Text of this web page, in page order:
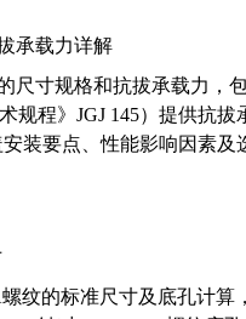
承载力详解
尺寸规格和抗拔承载力，
规程》JGJ 145）提供抗
装要点、性能影响因素及
纹的标准尺寸及底孔计